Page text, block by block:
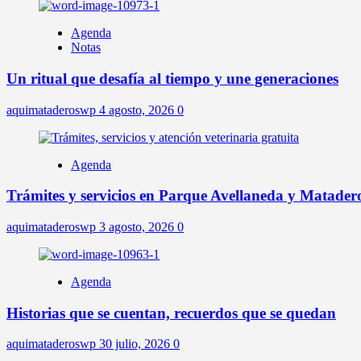
Agenda
Notas
Un ritual que desafía al tiempo y une generaciones
aquimataderoswp 4 agosto, 2026 0
Agenda
Trámites y servicios en Parque Avellaneda y
aquimataderoswp 3 agosto, 2026 0
Agenda
Historias que se cuentan, recuerdos que se quedan
aquimataderoswp 30 julio, 2026 0